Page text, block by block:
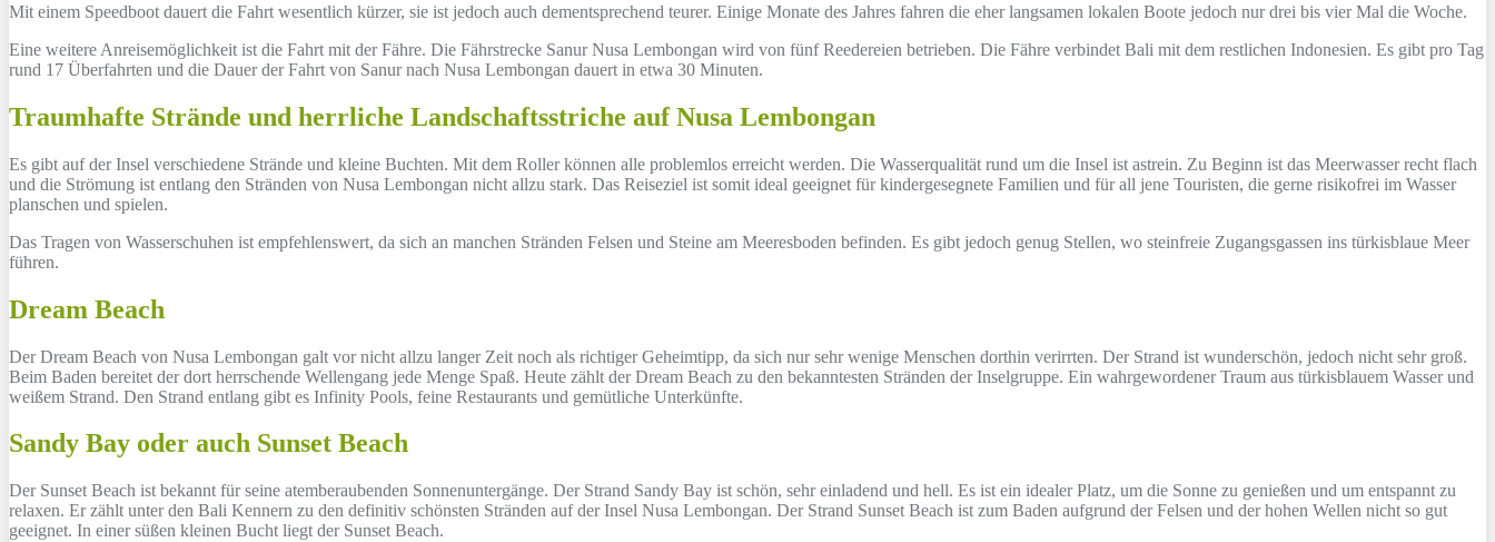
Mit einem Speedboot dauert die Fahrt wesentlich kürzer, sie ist jedoch auch dementsprechend teurer. Einige Monate des Jahres fahren die eher langsamen lokalen Boote jedoch nur drei bis vier Mal die Woche.
Eine weitere Anreisemöglichkeit ist die Fahrt mit der Fähre. Die Fährstrecke Sanur Nusa Lembongan wird von fünf Reedereien betrieben. Die Fähre verbindet Bali mit dem restlichen Indonesien. Es gibt pro Tag
rund 17 Überfahrten und die Dauer der Fahrt von Sanur nach Nusa Lembongan dauert in etwa 30 Minuten.
Traumhafte Strände und herrliche Landschaftsstriche auf Nusa Lembongan
Es gibt auf der Insel verschiedene Strände und kleine Buchten. Mit dem Roller können alle problemlos erreicht werden. Die Wasserqualität rund um die Insel ist astrein. Zu Beginn ist das Meerwasser recht flach
und die Strömung ist entlang den Stränden von Nusa Lembongan nicht allzu stark. Das Reiseziel ist somit ideal geeignet für kindergesegnete Familien und für all jene Touristen, die gerne risikofrei im Wasser
planschen und spielen.
Das Tragen von Wasserschuhen ist empfehlenswert, da sich an manchen Stränden Felsen und Steine am Meeresboden befinden. Es gibt jedoch genug Stellen, wo steinfreie Zugangsgassen ins türkisblaue Meer
führen.
Dream Beach
Der Dream Beach von Nusa Lembongan galt vor nicht allzu langer Zeit noch als richtiger Geheimtipp, da sich nur sehr wenige Menschen dorthin verirrten. Der Strand ist wunderschön, jedoch nicht sehr groß.
Beim Baden bereitet der dort herrschende Wellengang jede Menge Spaß. Heute zählt der Dream Beach zu den bekanntesten Stränden der Inselgruppe. Ein wahrgewordener Traum aus türkisblauem Wasser und
weißem Strand. Den Strand entlang gibt es Infinity Pools, feine Restaurants und gemütliche Unterkünfte.
Sandy Bay oder auch Sunset Beach
Der Sunset Beach ist bekannt für seine atemberaubenden Sonnenuntergänge. Der Strand Sandy Bay ist schön, sehr einladend und hell. Es ist ein idealer Platz, um die Sonne zu genießen und um entspannt zu
relaxen. Er zählt unter den Bali Kennern zu den definitiv schönsten Stränden auf der Insel Nusa Lembongan. Der Strand Sunset Beach ist zum Baden aufgrund der Felsen und der hohen Wellen nicht so gut
geeignet. In einer süßen kleinen Bucht liegt der Sunset Beach.